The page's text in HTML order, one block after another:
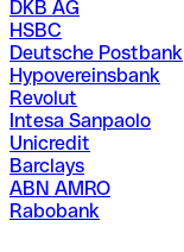
DKB AG
HSBC
Deutsche Postbank
Hypovereinsbank
Revolut
Intesa Sanpaolo
Unicredit
Barclays
ABN AMRO
Rabobank